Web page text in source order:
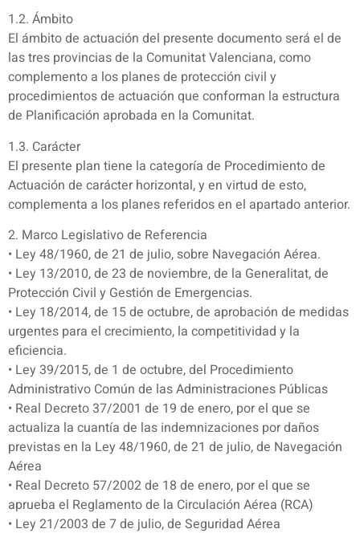
1.2. Ámbito
El ámbito de actuación del presente documento será el de
las tres provincias de la Comunitat Valenciana, como
complemento a los planes de protección civil y
procedimientos de actuación que conforman la estructura
de Planificación aprobada en la Comunitat.
1.3. Carácter
El presente plan tiene la categoría de Procedimiento de
Actuación de carácter horizontal, y en virtud de esto,
complementa a los planes referidos en el apartado anterior.
2. Marco Legislativo de Referencia
• Ley 48/1960, de 21 de julio, sobre Navegación Aérea.
• Ley 13/2010, de 23 de noviembre, de la Generalitat, de
Protección Civil y Gestión de Emergencias.
• Ley 18/2014, de 15 de octubre, de aprobación de medidas
urgentes para el crecimiento, la competitividad y la
eficiencia.
• Ley 39/2015, de 1 de octubre, del Procedimiento
Administrativo Común de las Administraciones Públicas
• Real Decreto 37/2001 de 19 de enero, por el que se
actualiza la cuantía de las indemnizaciones por daños
previstas en la Ley 48/1960, de 21 de julio, de Navegación
Aérea
• Real Decreto 57/2002 de 18 de enero, por el que se
aprueba el Reglamento de la Circulación Aérea (RCA)
• Ley 21/2003 de 7 de julio, de Seguridad Aérea